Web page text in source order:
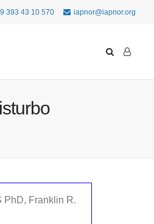
393 43 10 570 iapnor@iapnor.org
PhD, Franklin R.